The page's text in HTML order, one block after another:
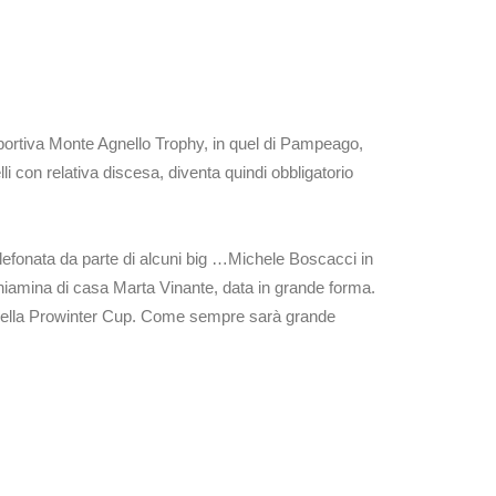
Monte Agnello Trophy, in quel di Pampeago,
con relativa discesa, diventa quindi obbligatorio
da parte di alcuni big …Michele Boscacci in
di casa Marta Vinante, data in grande forma.
Prowinter Cup. Come sempre sarà grande